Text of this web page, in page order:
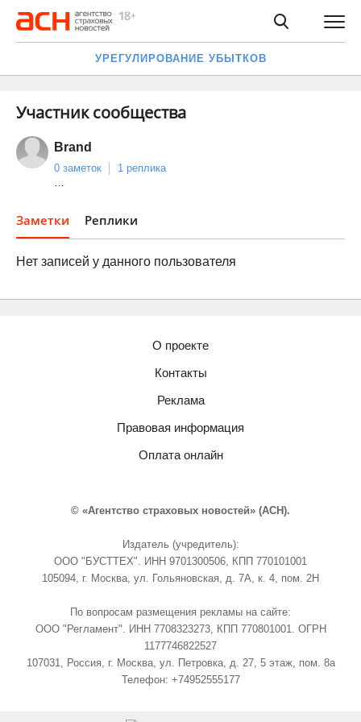
УРЕГУЛИРОВАНИЕ УБЫТКОВ
Участник сообщества
Brand
0 заметок
1 реплика
…
Заметки Реплики
Нет записей у данного пользователя
О проекте
Контакты
Реклама
Правовая информация
Оплата онлайн
© «Агентство страховых новостей» (АСН).
Издатель (учредитель):
ООО "БУСТТЕХ". ИНН 9701300506, КПП 770101001
105094, г. Москва, ул. Гольяновская, д. 7А, к. 4, пом. 2Н
По вопросам размещения рекламы на сайте:
ООО "Регламент". ИНН 7708323273, КПП 770801001. ОГРН
1177746822527
107031, Россия, г. Москва, ул. Петровка, д. 27, 5 этаж, пом. 8а
Телефон: +74952555177